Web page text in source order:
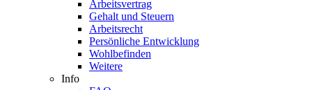
Arbeitsvertrag
Gehalt und Steuern
Arbeitsrecht
Persönliche Entwicklung
Wohlbefinden
Weitere
Info